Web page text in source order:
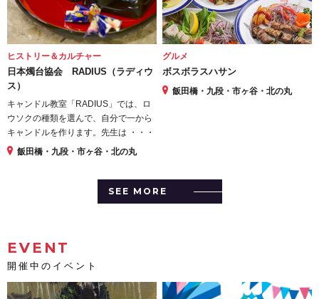
ヒストリー＆カルチャー
日本燭台協会 RADIUS（ラディウ
ス）
キャンドル教室「RADIUS」では、ロ
ウソクの種類を選んで、自分で一から
キャンドルを作ります。先生は ・・・
飯田橋・九段・市ヶ谷・北の丸
グルメ
ボスボラスハサン
飯田橋・九段・市ヶ谷・北の丸
SEE MORE
EVENT
開催中のイベント